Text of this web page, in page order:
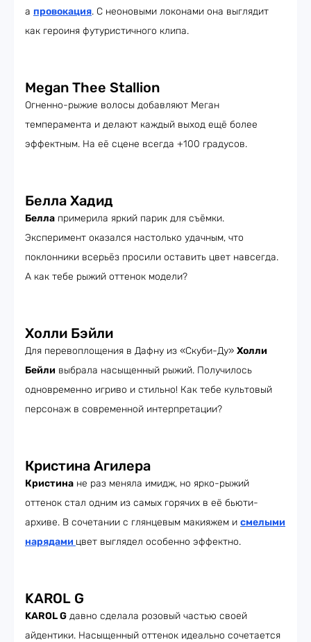
а провокация. С неоновыми локонами она выглядит
как героиня футуристичного клипа.
Megan Thee Stallion
Огненно-рыжие волосы добавляют Меган
темперамента и делают каждый выход ещё более
эффектным. На её сцене всегда +100 градусов.
Белла Хадид
Белла примерила яркий парик для съёмки.
Эксперимент оказался настолько удачным, что
поклонники всерьёз просили оставить цвет навсегда.
А как тебе рыжий оттенок модели?
Холли Бэйли
Для перевоплощения в Дафну из «Скуби-Ду» Холли
Бейли выбрала насыщенный рыжий. Получилось
одновременно игриво и стильно! Как тебе культовый
персонаж в современной интерпретации?
Кристина Агилера
Кристина не раз меняла имидж, но ярко-рыжий
оттенок стал одним из самых горячих в её бьюти-
архиве. В сочетании с глянцевым макияжем и смелыми
нарядами цвет выглядел особенно эффектно.
KAROL G
KAROL G давно сделала розовый частью своей
айдентики. Насыщенный оттенок идеально сочетается